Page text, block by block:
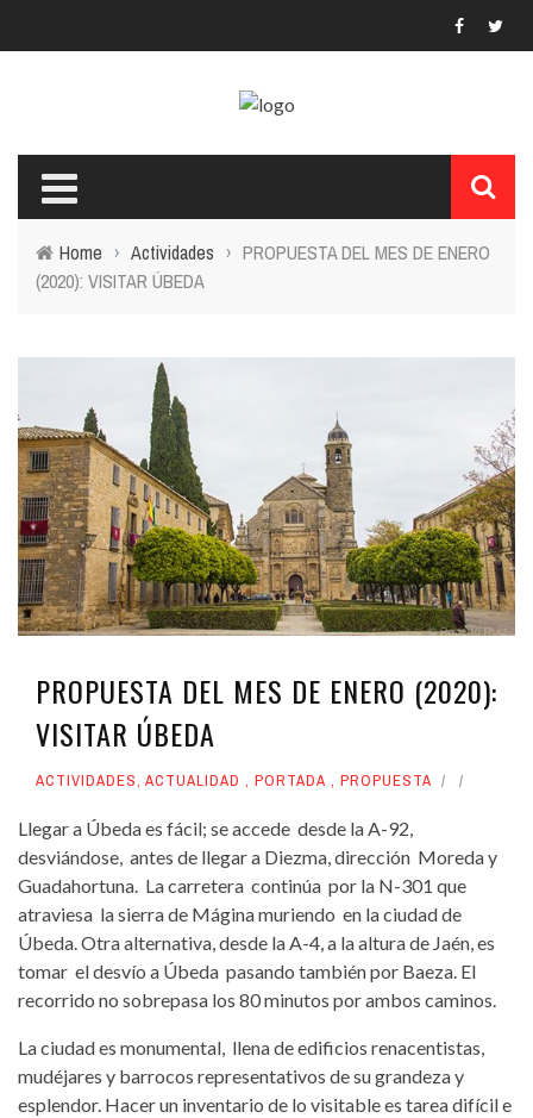
Home › Actividades › PROPUESTA DEL MES DE ENERO
(2020): VISITAR ÚBEDA
PROPUESTA DEL MES DE ENERO (2020):
VISITAR ÚBEDA
ACTIVIDADES, ACTUALIDAD , PORTADA , PROPUESTA
Llegar a Úbeda es fácil; se accede desde la A-92,
desviándose, antes de llegar a Diezma, dirección Moreda y
Guadahortuna. La carretera continúa por la N-301 que
atraviesa la sierra de Mágina muriendo en la ciudad de
Úbeda. Otra alternativa, desde la A-4, a la altura de Jaén, es
tomar el desvío a Úbeda pasando también por Baeza. El
recorrido no sobrepasa los 80 minutos por ambos caminos.
La ciudad es monumental, llena de edificios renacentistas,
mudéjares y barrocos representativos de su grandeza y
esplendor. Hacer un inventario de lo visitable es tarea difícil e